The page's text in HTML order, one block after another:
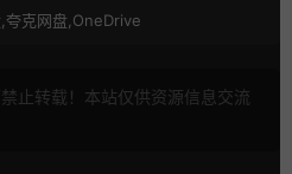
夸克网盘,OneDrive
止转载！本站仅供资源信息交流